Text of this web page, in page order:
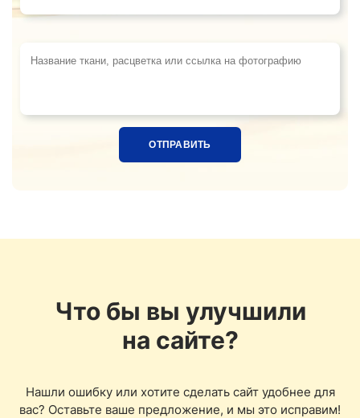
Что бы вы улучшили
на сайте?
Нашли ошибку или хотите сделать сайт удобнее для
вас? Оставьте ваше предложение, и мы это исправим!